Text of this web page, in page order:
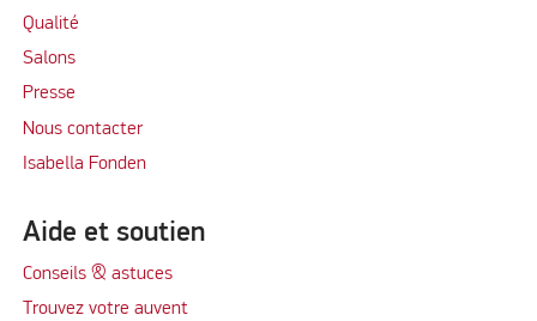
Qualité
Salons
Presse
Nous contacter
Isabella Fonden
Aide et soutien
Conseils & astuces
Trouvez votre auvent